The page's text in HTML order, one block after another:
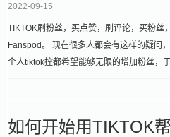
2022-09-15
TIKTOK刷粉丝，买点赞，刷评论，买粉丝
Fanspod。 现在很多人都会有这样的疑问
个人tiktok控都希望能够无限的增加粉丝，
如何开始用TIKTOK